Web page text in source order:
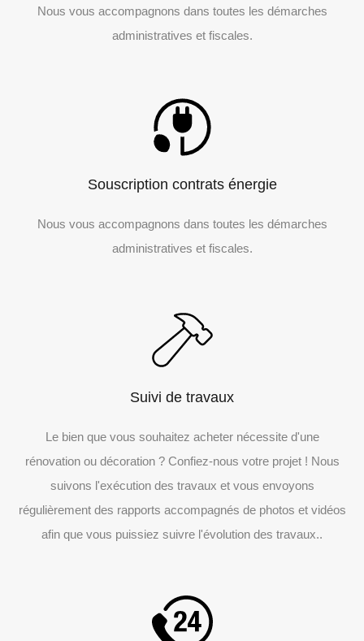
Nous vous accompagnons dans toutes les démarches
administratives et fiscales.
Souscription contrats énergie
Nous vous accompagnons dans toutes les démarches
administratives et fiscales.
Suivi de travaux
Le bien que vous souhaitez acheter nécessite d'une
rénovation ou décoration ? Confiez-nous votre projet ! Nous
suivons l'exécution des travaux et vous envoyons
régulièrement des rapports accompagnés de photos et vidéos
afin que vous puissiez suivre l'évolution des travaux..